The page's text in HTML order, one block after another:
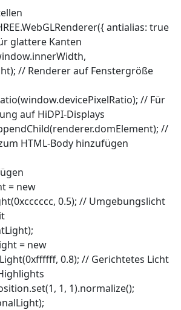
antialias: true
glattere Kanten
// Renderer auf Fenstergröße
// Für
auf HiDPI-Displays
//
HTML-Body hinzufügen
= new
0.5); // Umgebungslicht
= new
0.8); // Gerichtetes Licht
1, 1).normalize();